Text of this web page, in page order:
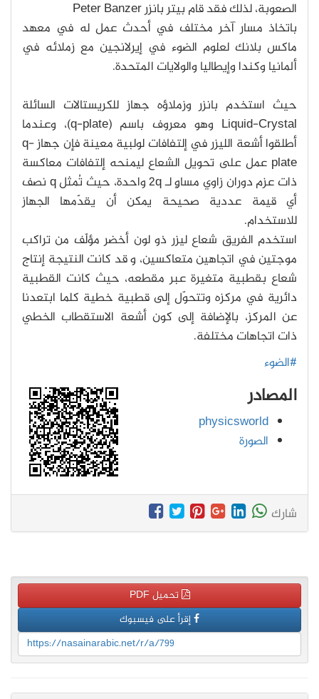
الصعوبة، لذلك فقد قام بيتر بانزر Peter Banzer
باتخاذ مسار آخر مختلف في أحدث عمل له في معهد
ماكس بلانك لعلوم الضوء في إيرلانجين مع زملائه في
ألمانيا وكندا وإيطاليا والولايات المتحدة.
حيث استخدم بانزر وزملاؤه جهاز للكريستالات السائلة
Liquid-Crystal وهو معروف باسم (q-plate)، وعندما
أطلقوا أشعة الليزر في إلتفافات لولبية معينة فإن جهاز q-
plate عمل على تحويل الشعاع ليمنحه إلتفافات معاكسة
ذات عزم دوران زاوي مساوٍ لـ 2q واحدة، حيث تُمثل q نصف
أي قيمة عددية صحيحة يمكن أن يقدّمها الجهاز
للاستخدام.
استخدم الفريق شعاع ليزر ذو لون أخضر مؤلّف من تراكب
موجتين في اتجاهين متعاكسين، و قد كانت النتيجة إنتاج
شعاع بقطبية متغيرة عبر مقطعه، حيث كانت القطبية
دائرية في مركزه وتتحوّل إلى قطبية خطية كلما ابتعدنا
عن المركز، بالإضافة إلى كون أشعة الاستقطاب الخطي
ذات اتجاهات مختلفة.
#الضوء
المصادر
physicsworld
الصورة
شارك
تحميل PDF
إقرأ على فيسبوك
https://nasainarabic.net/r/a/799